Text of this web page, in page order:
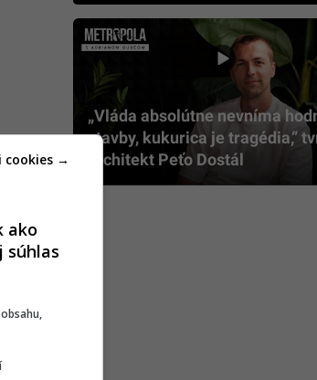
a je
„Vláda absolútne nevníma
stavby, kukurica je tragédia,”
architekt Peťo Dostál
ako
súhlas
cookies →